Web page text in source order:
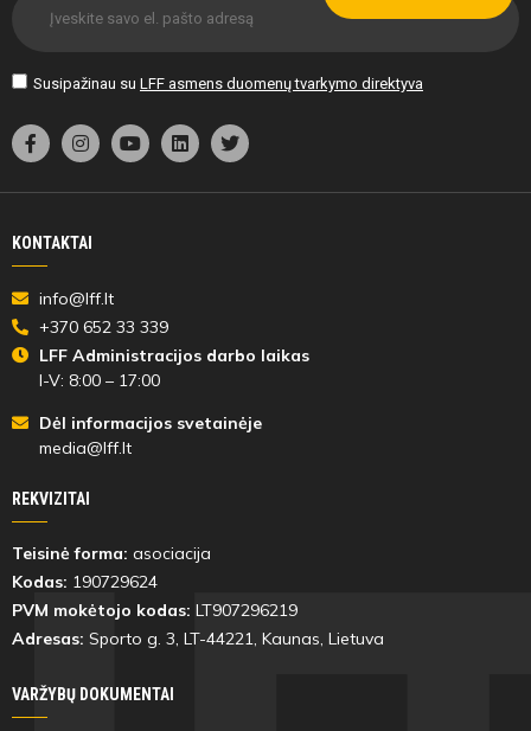
Susipažinau su LFF asmens duomenų tvarkymo direktyva
KONTAKTAI
info@lff.lt
+370 652 33 339
LFF Administracijos darbo laikas
I-V: 8:00 – 17:00
Dėl informacijos svetainėje
media@lff.lt
REKVIZITAI
Teisinė forma: asociacija
Kodas: 190729624
PVM mokėtojo kodas: LT907296219
Adresas: Sporto g. 3, LT-44221, Kaunas, Lietuva
VARŽYBŲ DOKUMENTAI